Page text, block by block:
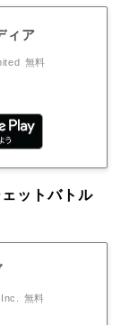
ィア
無料
ットバトル
無料